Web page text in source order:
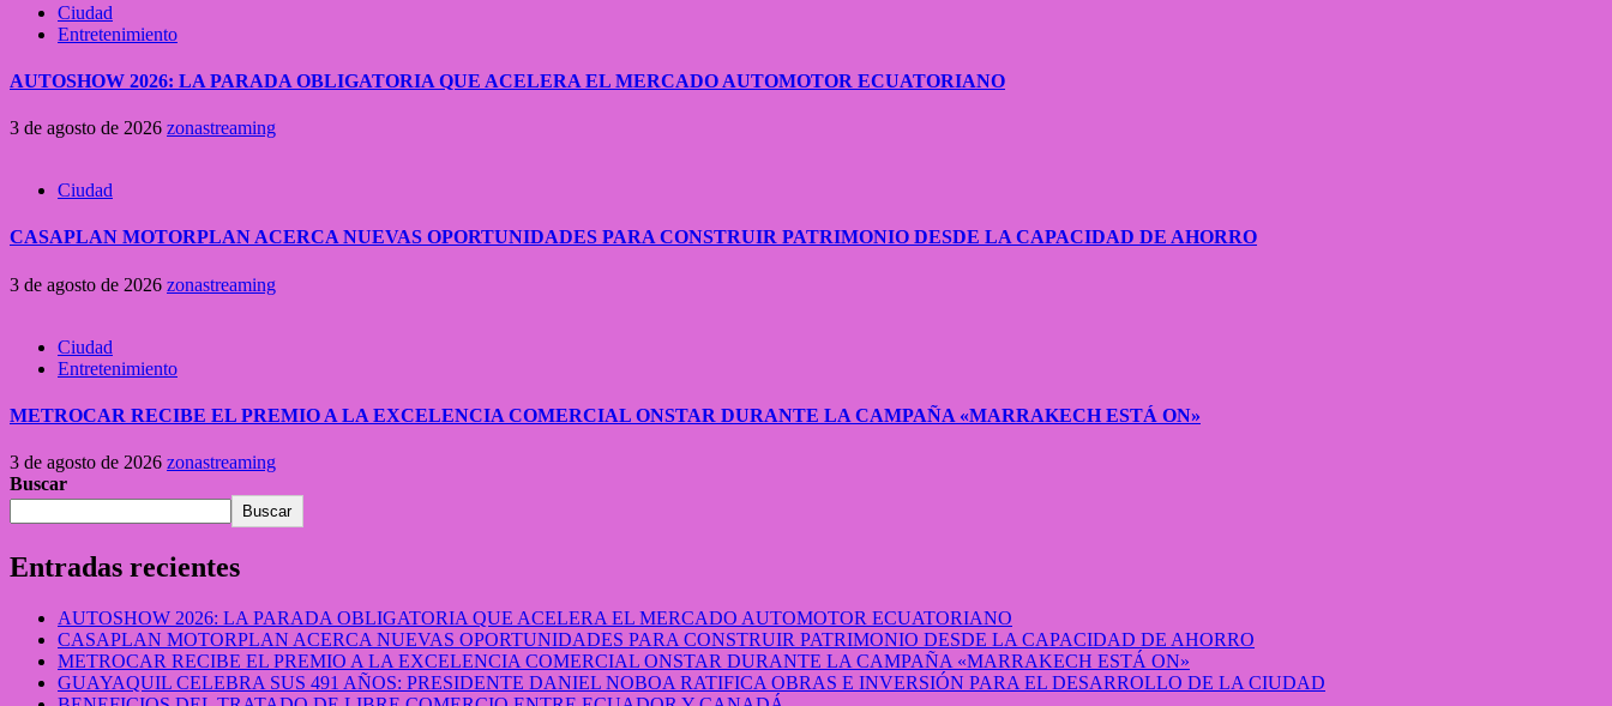
Ciudad
Entretenimiento
AUTOSHOW 2026: LA PARADA OBLIGATORIA QUE ACELERA EL MERCADO AUTOMOTOR ECUATORIANO
3 de agosto de 2026 zonastreaming
Ciudad
CASAPLAN MOTORPLAN ACERCA NUEVAS OPORTUNIDADES PARA CONSTRUIR PATRIMONIO DESDE LA CAPACIDAD DE AHORRO
3 de agosto de 2026 zonastreaming
Ciudad
Entretenimiento
METROCAR RECIBE EL PREMIO A LA EXCELENCIA COMERCIAL ONSTAR DURANTE LA CAMPAÑA «MARRAKECH ESTÁ ON»
3 de agosto de 2026 zonastreaming
Buscar
Buscar
Entradas recientes
AUTOSHOW 2026: LA PARADA OBLIGATORIA QUE ACELERA EL MERCADO AUTOMOTOR ECUATORIANO
CASAPLAN MOTORPLAN ACERCA NUEVAS OPORTUNIDADES PARA CONSTRUIR PATRIMONIO DESDE LA CAPACIDAD DE AHORRO
METROCAR RECIBE EL PREMIO A LA EXCELENCIA COMERCIAL ONSTAR DURANTE LA CAMPAÑA «MARRAKECH ESTÁ ON»
GUAYAQUIL CELEBRA SUS 491 AÑOS: PRESIDENTE DANIEL NOBOA RATIFICA OBRAS E INVERSIÓN PARA EL DESARROLLO DE LA CIUDAD